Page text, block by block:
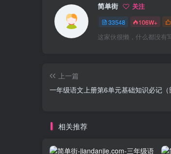
简单街 关注
33548 106W+
这家伙很懒，什么都没有
上一篇
一年级语文上册第6单元基础知识必记（
相关推荐